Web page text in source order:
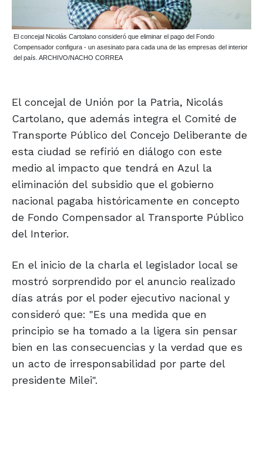
El concejal Nicolás Cartolano consideró que eliminar el pago del Fondo
Compensador configura - un asesinato para cada una de las empresas del interior
del país. ARCHIVO/NACHO CORREA
El concejal de Unión por la Patria, Nicolás
Cartolano, que además integra el Comité de
Transporte Público del Concejo Deliberante de
esta ciudad se refirió en diálogo con este
medio al impacto que tendrá en Azul la
eliminación del subsidio que el gobierno
nacional pagaba históricamente en concepto
de Fondo Compensador al Transporte Público
del Interior.
En el inicio de la charla el legislador local se
mostró sorprendido por el anuncio realizado
días atrás por el poder ejecutivo nacional y
consideró que: "Es una medida que en
principio se ha tomado a la ligera sin pensar
bien en las consecuencias y la verdad que es
un acto de irresponsabilidad por parte del
presidente Milei".